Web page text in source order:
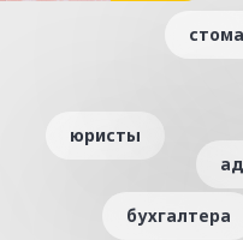
юристы
бухгалтера